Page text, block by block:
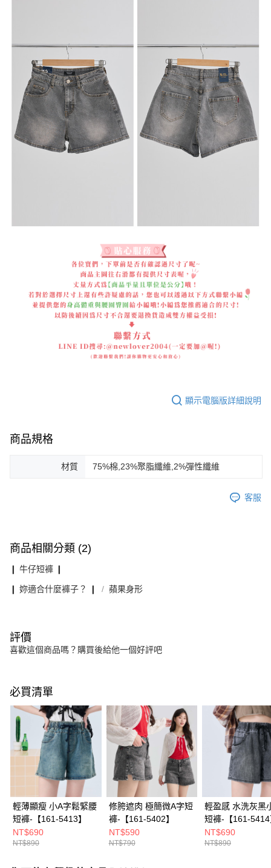
顯示電腦版詳細說明
商品規格
材質 75%棉,23%聚脂纖維,2%彈性纖維
客服
商品相關分類 (2)
❙ 牛仔短褲 ❙
❙ 妳適合什麼褲子？ ❙ 蘋果身形
評價
喜歡這個商品嗎？購買後給他一個好評吧
必買清單
輕薄顯瘦 小A字鬆緊腰
短褲-【161-5413】
NT$690
NT$890
修胯遮肉 極簡微A字短
褲-【161-5402】
NT$590
NT$790
輕盈感 水洗灰黑
短褲-【161-
NT$690
NT$890